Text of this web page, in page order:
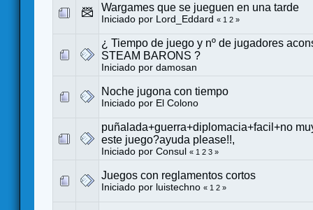
Wargames que se jueguen en una tarde
Iniciado por Lord_Eddard « 1 2 »
¿ Tiempo de juego y nº de jugadores
STEAM BARONS ?
Iniciado por damosan
Noche jugona con tiempo
Iniciado por El Colono
puñalada+guerra+diplomacia+facil+no
este juego?ayuda please!!,
Iniciado por Consul « 1 2 3 »
Juegos con reglamentos cortos
Iniciado por luistechno « 1 2 »